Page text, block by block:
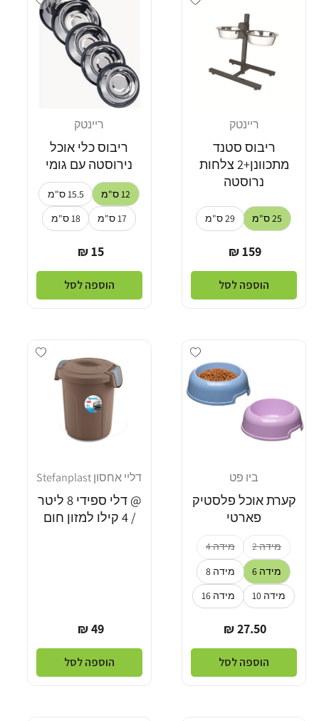
ריינטק
ריבוס סטנד
מתכוונן+2 צלחות
נרוסטה
25 ס"מ 29 ס"מ
מחיר
רגיל
159 ₪
הוספה לסל
ריינטק
ריבוס כלי אוכל
נירוסטה עם גומי
12 ס"מ
15.5 ס"מ
17 ס"מ
18 ס"מ
מחיר
רגיל
15 ₪
הוספה לסל
Add wishlist
ביו פט
קערת אוכל פלסטיק
פארטי
מידה 2
מידה 4
מידה 6
מידה 8
מידה 10
מידה 16
מחיר
רגיל
27.50 ₪
הוספה לסל
wishlist
מוֹכֵר:
דליי אחסון Stefanplast
@ דלי ספידי 8 ליטר
/ 4 קילו למזון חום
מחיר
רגיל
49 ₪
הוספה לסל